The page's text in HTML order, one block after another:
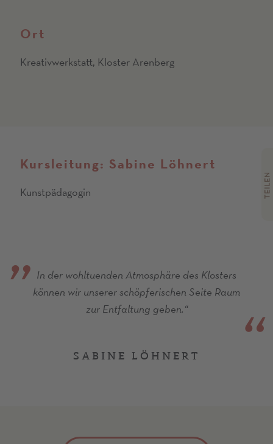
Ort
Kreativwerkstatt, Kloster Arenberg
Kursleitung: Sabine Löhnert
Kunstpädagogin
In der wohltuenden Atmosphäre des Klosters
können wir unserer schöpferischen Seite Raum
zur Entfaltung geben.“
SABINE LÖHNERT
TEILEN